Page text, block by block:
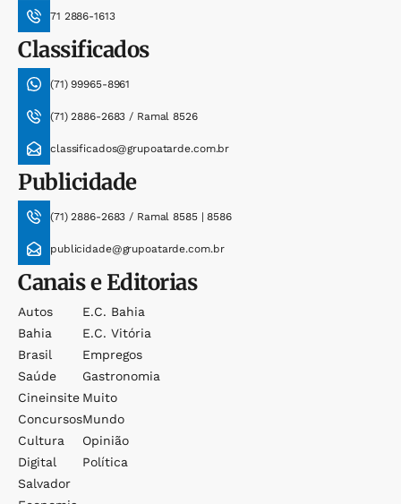
71 2886-1613
Classificados
(71) 99965-8961
(71) 2886-2683 / Ramal 8526
classificados@grupoatarde.com.br
Publicidade
(71) 2886-2683 / Ramal 8585 | 8586
publicidade@grupoatarde.com.br
Canais e Editorias
Autos
Bahia
Brasil
Saúde
Cineinsite
Concursos
Cultura
Digital
Salvador
E.c. Bahia
E.c. Vitória
Empregos
Gastronomia
Muito
Mundo
Opinião
Política